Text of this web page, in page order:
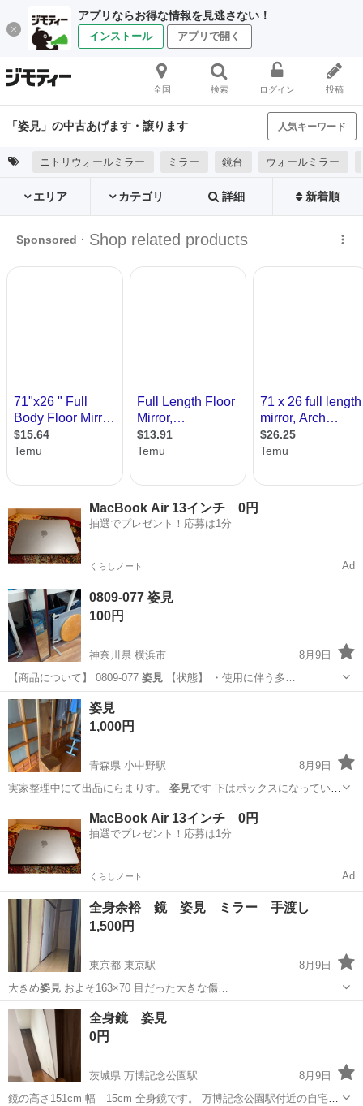
アプリならお得な情報を見逃さない！
インストール アプリで開く
全国 検索 ログイン 投稿
「姿見」の中古あげます・譲ります 人気キーワード
ニトリウォールミラー ミラー 鏡台 ウォールミラー
エリア カテゴリ 詳細 新着順
MacBook Air 13インチ 0円
抽選でプレゼント！応募は1分
くらしノート Ad
0809-077 姿見
100円
神奈川県 横浜市
8月9日
【商品について】 0809-077 姿見 【状態】 ・使用に伴う多…
神奈川 横浜市 ミラー/鏡
姿見
1,000円
青森県 小中野駅
8月9日
実家整理中にて出品にらまりす。 姿見です 下はボックスになっていま
す 中古…
その他
MacBook Air 13インチ 0円
抽選でプレゼント！応募は1分
くらしノート Ad
全身余裕 鏡 姿見 ミラー 手渡し
1,500円
東京都 東京駅
8月9日
大きめ姿見およそ163×70 目だった大きな傷…
東京 中央区 東京駅 ミラー/鏡
全身鏡 姿見
0円
茨城県 万博記念公園駅
8月9日
鏡の高さ151cm 幅 15cm 全身鏡です。 万博記念公園駅付近の自宅ま